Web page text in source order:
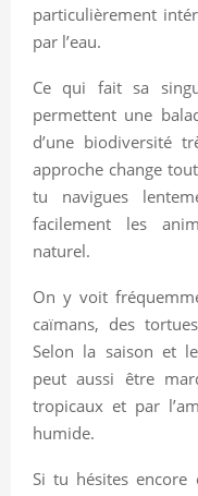
particulièrement
par l’eau.
Ce qui fait sa
permettent une
d’une biodiversité
approche change
tu navigues
facilement les
naturel.
On y voit
caïmans, des
Selon la saison et
peut aussi être
tropicaux et par
humide.
Si tu hésites encore